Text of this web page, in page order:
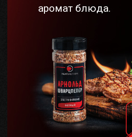
аромат блюда.